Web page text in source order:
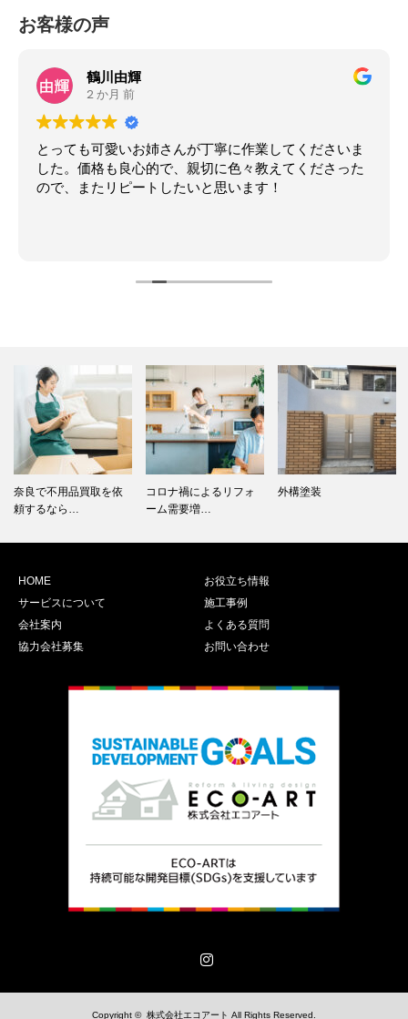
お客様の声
鶴川由輝
2 か月 前
とっても可愛いお姉さんが丁寧に作業してくださいま
した。価格も良心的で、親切に色々教えてくださった
ので、またリピートしたいと思います！
奈良で不用品買取を依
頼するなら…
コロナ禍によるリフォ
ーム需要増…
外構塗装
HOME
お役立ち情報
サービスについて
施工事例
会社案内
よくある質問
協力会社募集
お問い合わせ
Copyright © 株式会社エコアート All Rights Reserved.